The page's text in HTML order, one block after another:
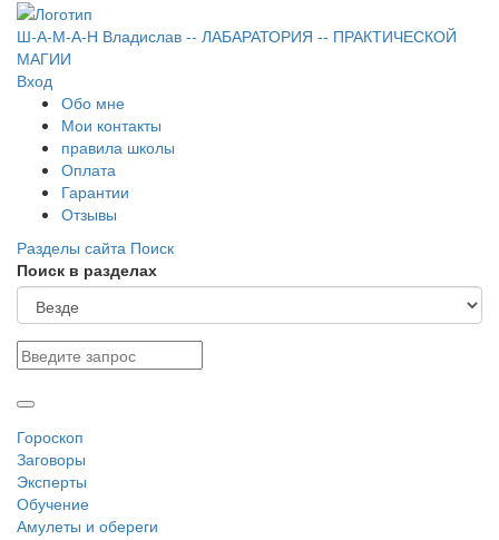
Ш-А-М-А-Н Владислав -- ЛАБАРАТОРИЯ -- ПРАКТИЧЕСКОЙ
МАГИИ
Вход
Обо мне
Мои контакты
правила школы
Оплата
Гарантии
Отзывы
Разделы сайта Поиск
Поиск в разделах
Гороскоп
Заговоры
Эксперты
Обучение
Амулеты и обереги